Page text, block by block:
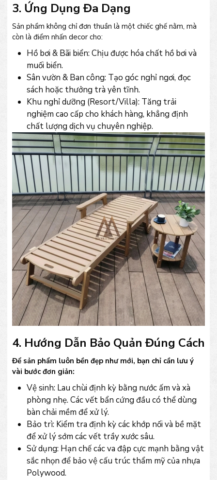
3. Ứng Dụng Đa Dạng
Sản phẩm không chỉ đơn thuần là một chiếc ghế nằm, mà
còn là điểm nhấn decor cho:
Hồ bơi & Bãi biển: Chịu được hóa chất hồ bơi và
muối biển.
Sân vườn & Ban công: Tạo góc nghỉ ngơi, đọc
sách hoặc thưởng trà yên tĩnh.
Khu nghỉ dưỡng (Resort/Villa): Tăng trải
nghiệm cao cấp cho khách hàng, khẳng định
chất lượng dịch vụ chuyên nghiệp.
4. Hướng Dẫn Bảo Quản Đúng Cách
Để sản phẩm luôn bền đẹp như mới, bạn chỉ cần lưu ý
vài bước đơn giản:
Vệ sinh: Lau chùi định kỳ bằng nước ấm và xà
phòng nhẹ. Các vết bẩn cứng đầu có thể dùng
bàn chải mềm để xử lý.
Bảo trì: Kiểm tra định kỳ các khớp nối và bề mặt
để xử lý sớm các vết trầy xước sâu.
Sử dụng: Hạn chế các va đập cực mạnh bằng vật
sắc nhọn để bảo vệ cấu trúc thẩm mỹ của nhựa
Polywood.